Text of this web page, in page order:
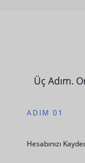
Üç Adım.
ADIM 01
Hesabınızı